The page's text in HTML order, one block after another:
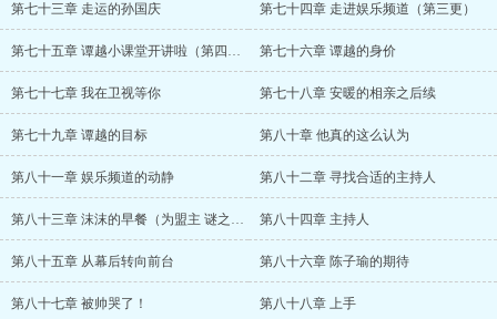
第七十三章 走运的孙国庆 第七十四章 走进娱乐频道（第三更）
第七十五章 谭越小课堂开讲啦（第四更） 第七十六章 谭越的身价
第七十七章 我在卫视等你 第七十八章 安暖的相亲之后续
第七十九章 谭越的目标 第八十章 他真的这么认为
第八十一章 娱乐频道的动静 第八十二章 寻找合适的主持人
第八十三章 沫沫的早餐（为盟主 谜之月夜 第八十四章 主持人
第八十五章 从幕后转向前台 第八十六章 陈子瑜的期待
第八十七章 被帅哭了！ 第八十八章 上手